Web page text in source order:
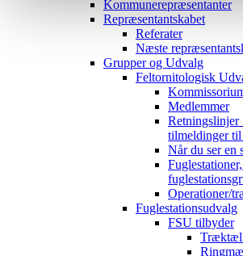
Kommunerepræsentanter
Repræsentantskabet
Referater
Næste
Grupper og Udvalg
Feltornitologisk
Medlemmer
Retningslinjer
tilmeldinger til
Når du ser en
Operationer/
Fuglestationsudvalg
FSU tilbyder